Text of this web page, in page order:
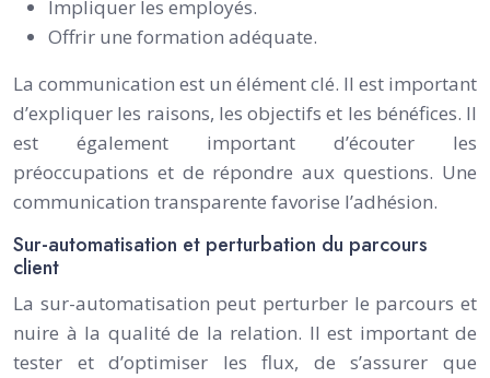
Impliquer les employés.
Offrir une formation adéquate.
La communication est un élément clé. Il est important
d’expliquer les raisons, les objectifs et les bénéfices. Il
est également important d’écouter les
préoccupations et de répondre aux questions. Une
communication transparente favorise l’adhésion.
Sur-automatisation et perturbation du parcours
client
La sur-automatisation peut perturber le parcours et
nuire à la qualité de la relation. Il est important de
tester et d’optimiser les flux, de s’assurer que